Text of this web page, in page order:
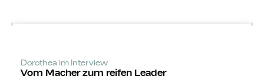
Dorothea im Interview
Vom Macher zum reifen Leader